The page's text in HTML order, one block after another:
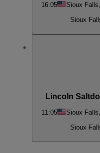
16:05 Sioux
Sioux
Lincoln
11:05 Sioux
Sioux